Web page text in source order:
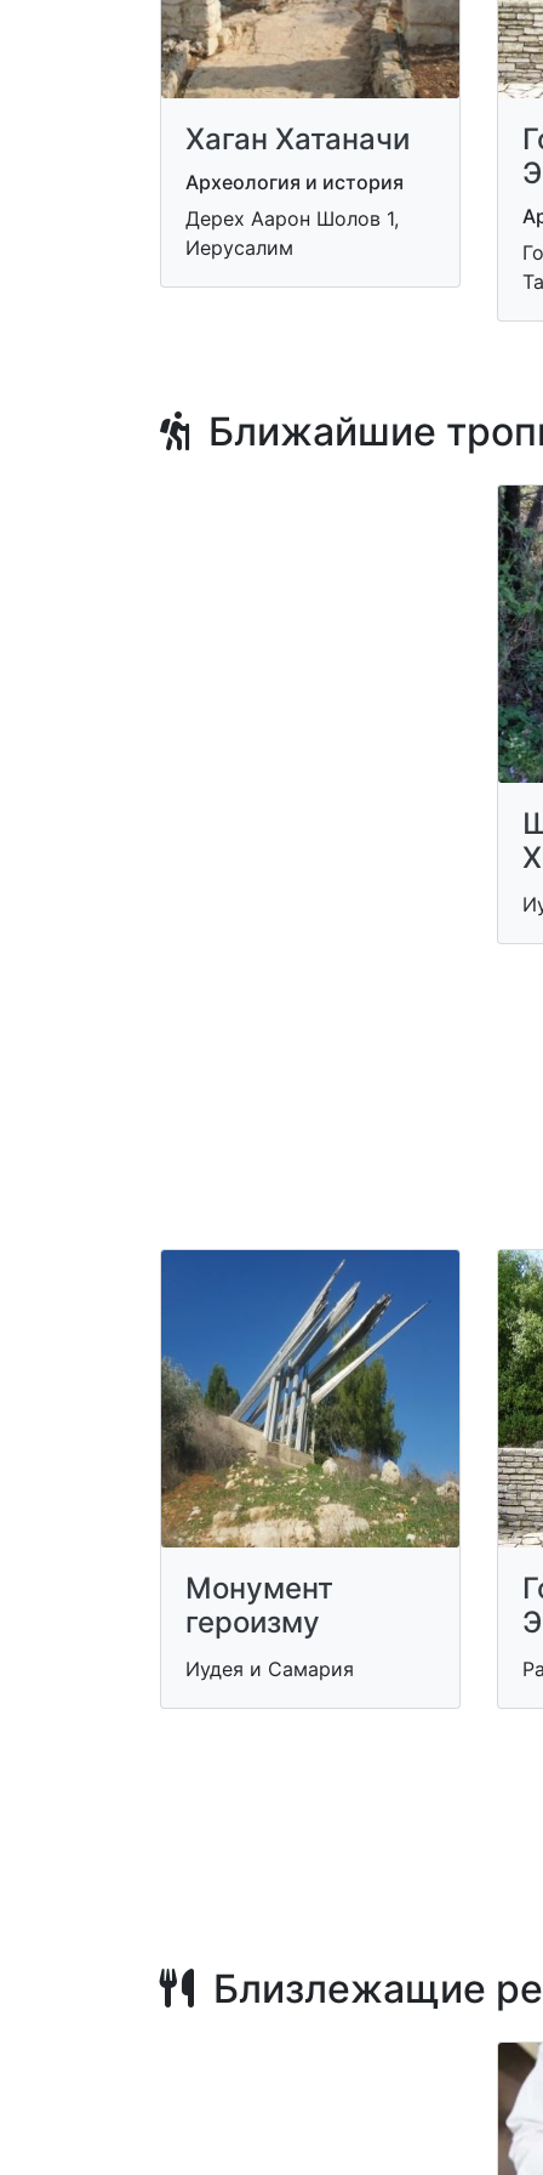
Хаган Хатаначи
Археология и история
Дерех Аарон Шолов 1,
Иерусалим
Ближайшие
Монумент
героизму
Иудея и Самария
Близлежащие